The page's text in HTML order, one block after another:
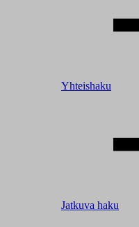
Yhteishaku
Jatkuva haku